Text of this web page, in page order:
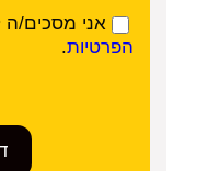
אני מסכים/ה
הפרטיות.